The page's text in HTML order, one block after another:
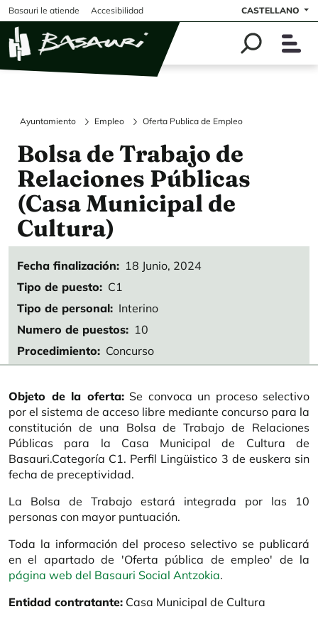
Pasar al contenido principal
Basauri le atiende Accesibilidad CASTELLANO
Ayuntamiento Empleo Oferta Publica de Empleo
Bolsa de Trabajo de
Relaciones Públicas
(Casa Municipal de
Cultura)
Fecha finalización
18 Junio, 2024
Tipo de puesto
C1
Tipo de personal
Interino
Numero de puestos
10
Procedimiento
Concurso
Objeto de la oferta:Se convoca un proceso selectivo
por el sistema de acceso libre mediante concurso para la
constitución de una Bolsa de Trabajo de Relaciones
Públicas para la Casa Municipal de Cultura de
Basauri.Categoría C1. Perfil Lingüistico 3 de euskera sin
fecha de preceptividad.
La Bolsa de Trabajo estará integrada por las 10
personas con mayor puntuación.
Toda la información del proceso selectivo se publicará
en el apartado de 'Oferta pública de empleo' de la
página web del Basauri Social Antzokia.
Entidad contratante: Casa Municipal de Cultura